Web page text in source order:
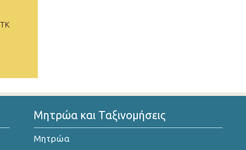
ΤΚ
Μητρώα και Ταξινομήσεις
Μητρώα